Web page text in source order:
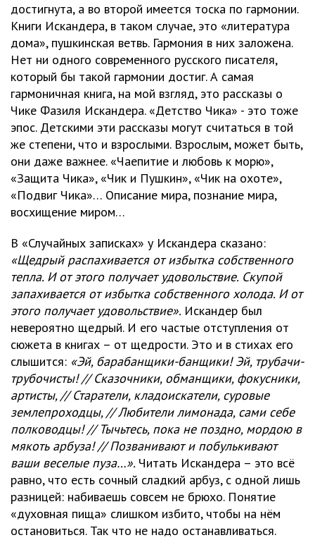
достигнута, а во второй имеется тоска по гармонии.
Книги Искандера, в таком случае, это «литература
дома», пушкинская ветвь. Гармония в них заложена.
Нет ни одного современного русского писателя,
который бы такой гармонии достиг. А самая
гармоничная книга, на мой взгляд, это рассказы о
Чике Фазиля Искандера. «Детство Чика» - это тоже
эпос. Детскими эти рассказы могут считаться в той
же степени, что и взрослыми. Взрослым, может быть,
они даже важнее. «Чаепитие и любовь к морю»,
«Защита Чика», «Чик и Пушкин», «Чик на охоте»,
«Подвиг Чика»… Описание мира, познание мира,
восхищение миром…
В «Случайных записках» у Искандера сказано:
«Щедрый распахивается от избытка собственного
тепла. И от этого получает удовольствие. Скупой
запахивается от избытка собственного холода. И от
этого получает удовольствие». Искандер был
невероятно щедрый. И его частые отступления от
сюжета в книгах – от щедрости. Это и в стихах его
слышится: «Эй, барабанщики-банщики! Эй, трубачи-
трубочисты! // Сказочники, обманщики, фокусники,
артисты, // Старатели, кладоискатели, суровые
землепроходцы, // Любители лимонада, сами себе
полководцы! // Тычьтесь, пока не поздно, мордою в
мякоть арбуза! // Позванивают и побулькивают
ваши веселые пуза…». Читать Искандера – это всё
равно, что есть сочный сладкий арбуз, с одной лишь
разницей: набиваешь совсем не брюхо. Понятие
«духовная пища» слишком избито, чтобы на нём
остановиться. Так что не надо останавливаться.